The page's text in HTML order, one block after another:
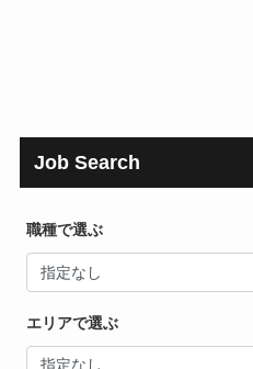
Job Search
職種で選ぶ
エリアで選ぶ